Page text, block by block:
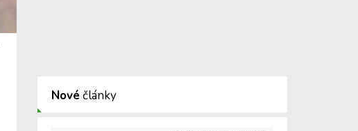
Nové články